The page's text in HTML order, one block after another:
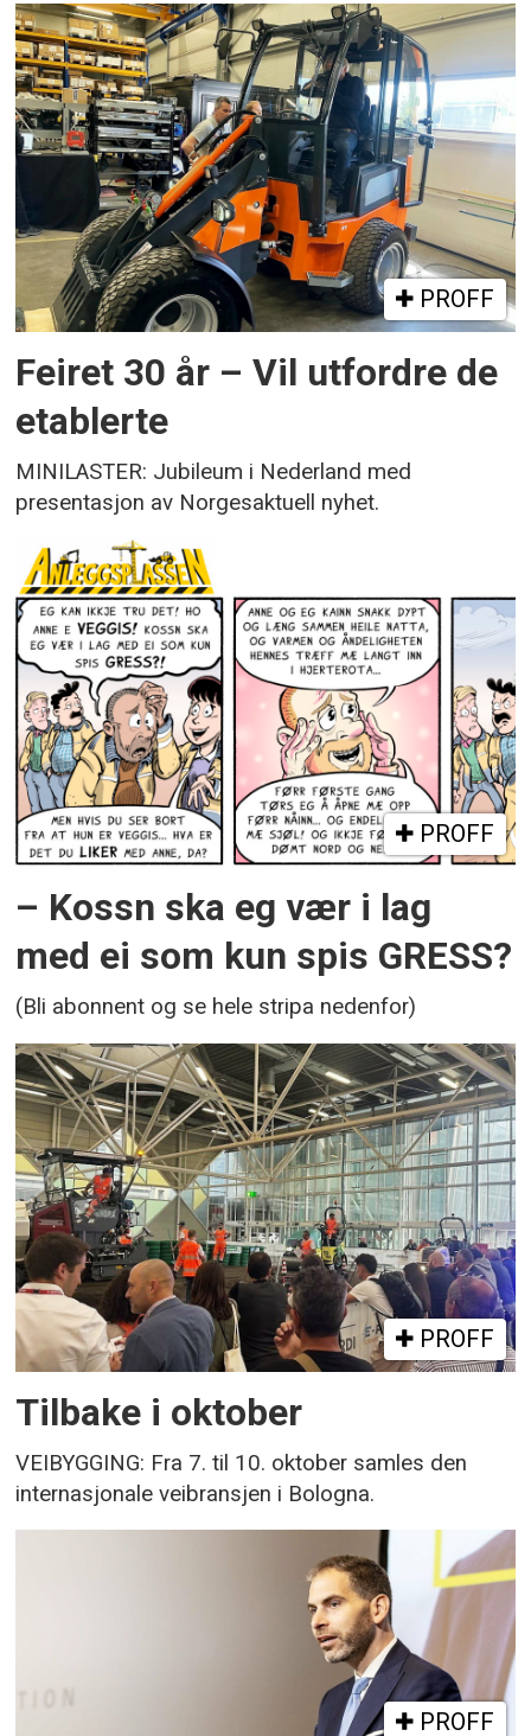
PROFF
Feiret 30 år – Vil utfordre de
etablerte
MINILASTER: Jubileum i Nederland med
presentasjon av Norgesaktuell nyhet.
PROFF
– Kossn ska eg vær i lag
med ei som kun spis GRESS?
(Bli abonnent og se hele stripa nedenfor)
PROFF
Tilbake i oktober
VEIBYGGING: Fra 7. til 10. oktober samles den
internasjonale veibransjen i Bologna.
PROFF